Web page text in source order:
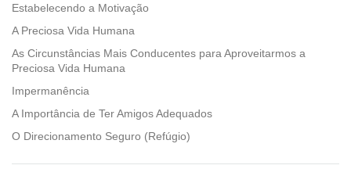
Estabelecendo a Motivação
A Preciosa Vida Humana
As Circunstâncias Mais Conducentes para Aproveitarmos a
Preciosa Vida Humana
Impermanência
A Importância de Ter Amigos Adequados
O Direcionamento Seguro (Refúgio)